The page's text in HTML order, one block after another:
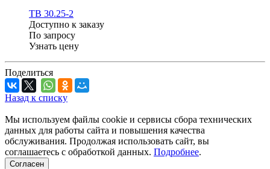
ТВ 30.25-2
Доступно к заказу
По запросу
Узнать цену
Поделиться
Назад к списку
Мы используем файлы cookie и сервисы сбора технических
данных для работы сайта и повышения качества
обслуживания. Продолжая использовать сайт, вы
соглашаетесь с обработкой данных. Подробнее.
Согласен